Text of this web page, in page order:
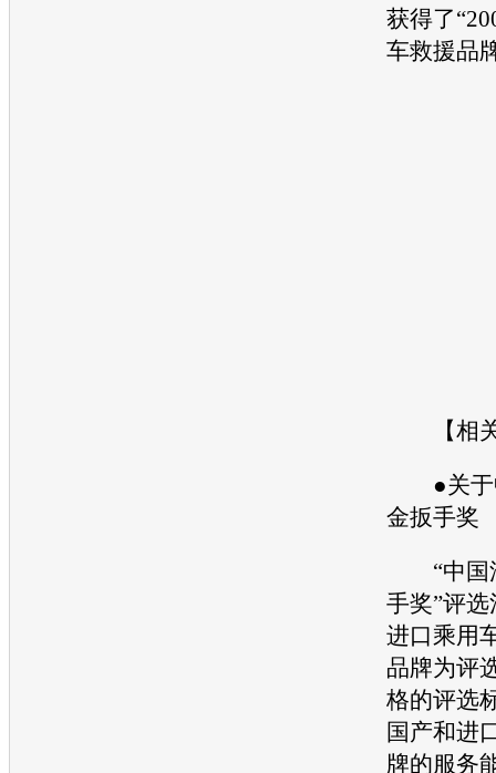
获得了
车救援品
【相关
●关于
金扳手奖
“中国
手奖”评
进口乘用
品牌为评
格的评选
国产和进
牌的服务